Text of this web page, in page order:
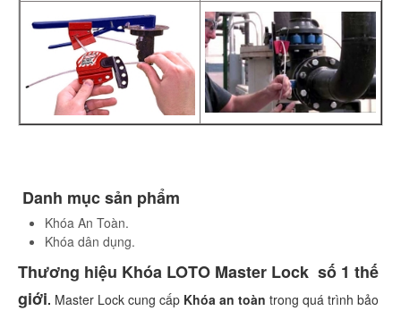
Danh mục sản phẩm
Khóa An Toàn.
Khóa dân dụng.
Thương hiệu Khóa LOTO Master Lock số 1 thế
giới. Master Lock cung cấp Khóa an toàn trong quá trình bảo